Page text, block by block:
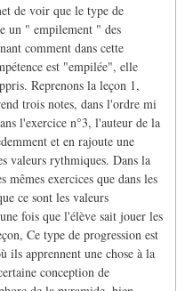
de voir que le type de
un " empilement " des
comment dans cette
est "empilée", elle
Reprenons la leçon 1,
trois notes, dans l'ordre mi
l'exercice n°3, l'auteur de la
et en rajoute une
valeurs rythmiques. Dans la
exercices que dans les
ce sont les valeurs
fois que l'élève sait jouer les
Ce type de progression est
ils apprennent une chose à la
conception de